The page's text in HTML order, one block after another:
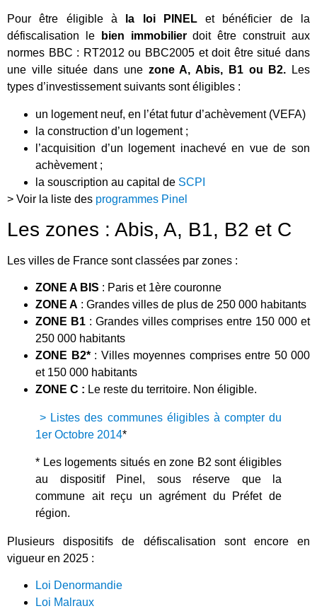
Pour être éligible à la loi PINELet bénéficier de la
défiscalisation le
bien immobilierdoit être construit aux
normes BBC : RT2012 ou BBC2005 et doit être situé dans
une ville située dans une zone A, Abis, B1 ou B2. Les
types d’investissement suivants sont éligibles :
un logement neuf, en l’état futur d’achèvement (VEFA)
la construction d’un logement ;
l’acquisition d’un logement inachevé en vue de son
achèvement ;
la souscription au capital de SCPI
> Voir la liste des programmes Pinel
Les zones : Abis, A, B1, B2 et C
Les villes de France sont classées par zones :
ZONE A BIS : Paris et 1ère couronne
ZONE A : Grandes villes de plus de 250 000 habitants
ZONE B1: Grandes villes comprises entre 150 000 et
250 000 habitants
ZONE B2*: Villes moyennes comprises entre 50 000
et 150 000 habitants
ZONE C : Le reste du territoire. Non éligible.
> Listes des communes éligibles à compter du
1er Octobre 2014*
* Les logements situés en zone B2 sont éligibles
au dispositif Pinel, sous réserve que la
commune ait reçu un agrément du Préfet de
région.
Plusieurs dispositifs de défiscalisation sont encore en
vigueur en 2025 :
Loi Denormandie
Loi Malraux